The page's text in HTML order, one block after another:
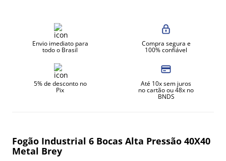
Envio imediato para
todo o Brasil
Compra segura e
100% confiável
5% de desconto no
Pix
Até 10x sem juros
no cartão ou 48x no
BNDS
Fogão Industrial 6 Bocas Alta Pressão 40X40
Metal Brey
amassadeira
robot coupe